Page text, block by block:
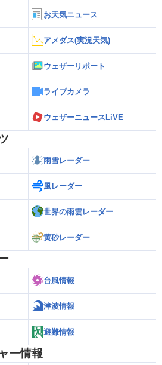
お天気ニュース
アメダス(実況天気)
ウェザーリポート
ライブカメラ
ウェザーニュースLiVE
雨雪レーダー
風レーダー
世界の雨雲レーダー
黄砂レーダー
台風情報
津波情報
避難情報
ー情報